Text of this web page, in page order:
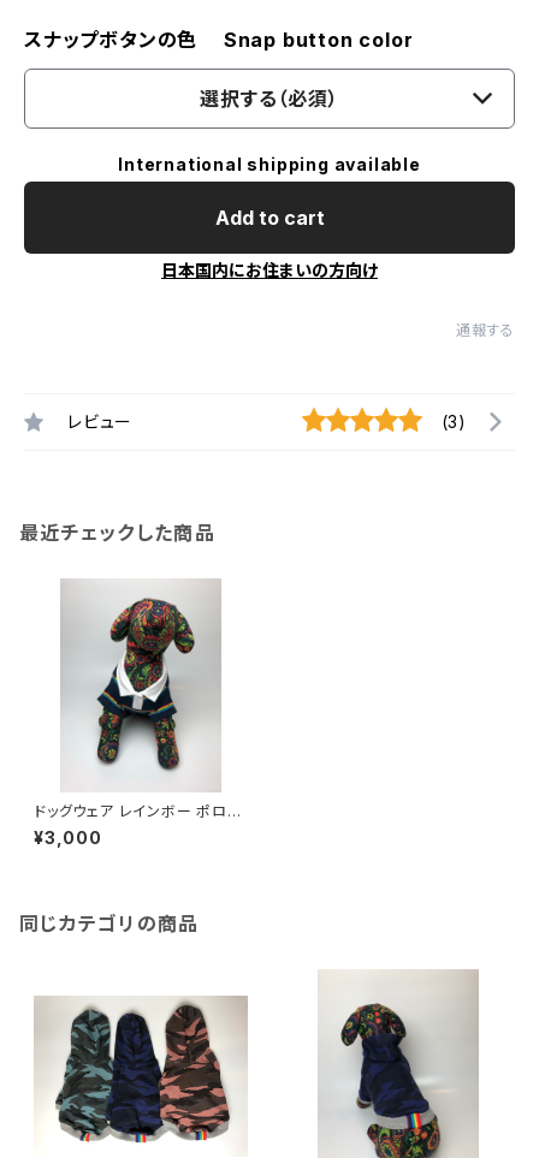
スナップボタンの色 Snap button color
選択する（必須）
International shipping available
Add to cart
日本国内にお住まいの方向け
通報する
レビュー (3)
最近チェックした商品
ドッグウェア レインボー ポロシ
ャツ Mサイズ Dog clothes
Rainbow Polo Shirt Msize
¥3,000
同じカテゴリの商品